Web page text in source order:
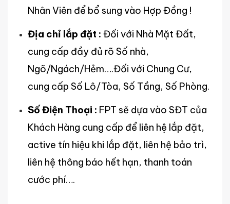
Nhân Viên để bổ sung vào Hợp Đồng !
Địa chỉ lắp đặt : Đối với Nhà Mặt Đất,
cung cấp đầy đủ rõ Số nhà,
Ngõ/Ngách/Hẻm….Đối với Chung Cư,
cung cấp Số Lô/Tòa, Số Tầng, Số Phòng.
Số Điện Thoại : FPT sẽ dựa vào SĐT của
Khách Hàng cung cấp để liên hệ lắp đặt,
active tín hiệu khi lắp đặt, liên hệ bảo trì,
liên hệ thông báo hết hạn, thanh toán
cước phí….